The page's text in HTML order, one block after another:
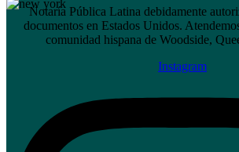
Notaría Pública Latina debidamente
documentos en Estados Unidos.
comunidad hispana de Woodside,
Instagram